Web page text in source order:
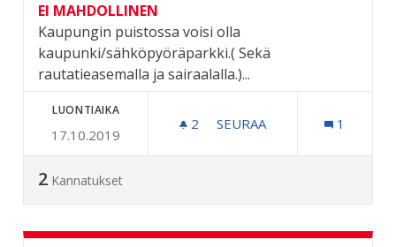
EI MAHDOLLINEN
Kaupungin puistossa voisi olla
kaupunki/sähköpyöräparkki.( Sekä
rautatieasemalla ja sairaalalla.)...
LUONTIAIKA
17.10.2019
2 2 SEURAAJAA
SEURAA 1
2 Kannatukset